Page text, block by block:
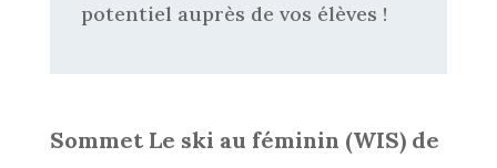
potentiel auprès de vos élèves !
Sommet Le ski au féminin (WIS) de